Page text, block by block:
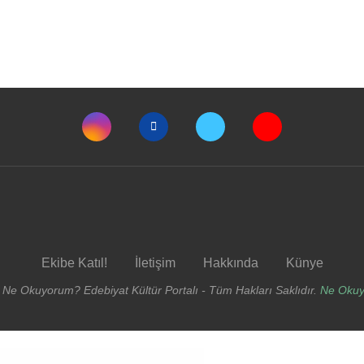
Ekibe Katıl! İletişim Hakkında Künye
Okuyorum? Edebiyat Kültür Portalı - Tüm Hakları Saklıdır. Ne